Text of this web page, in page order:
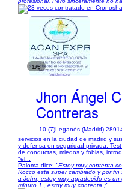
1/5
Jhon Ángel
Contreras
10 (7)Leganés (Madrid)
servicios en la ciudad de madrid y
y defensa en seguridad privada.
de conductas, miedos y fobias,
"el...
Paloma dice: "Estoy muy contenta
Rocco esta super cambiado y por
a John, estoy muy agradecido es
minuto 1 , estoy muy contenta ¡"